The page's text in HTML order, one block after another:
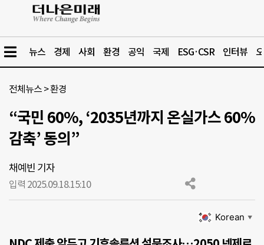
뉴스 경제 사회 환경 공익 국제 ESG·CSR 인터뷰
전체뉴스 >환경
“국민 60%, ‘2035년까지 온실가스 60%
감축’ 동의”
채예빈 기자
입력 2025.09.18.15:10
Korean ▼